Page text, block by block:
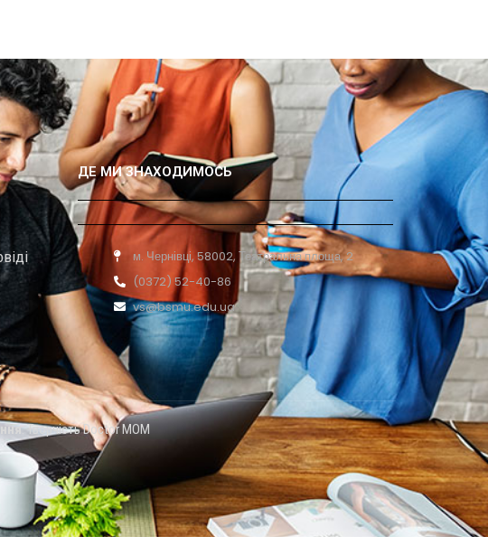
ДЕ МИ ЗНАХОДИМОСЬ
м. Чернівці, 58002, Театральна площа, 2
(0372) 52-40-86
vs@bsmu.edu.ua
. Творчість Doctor MOM